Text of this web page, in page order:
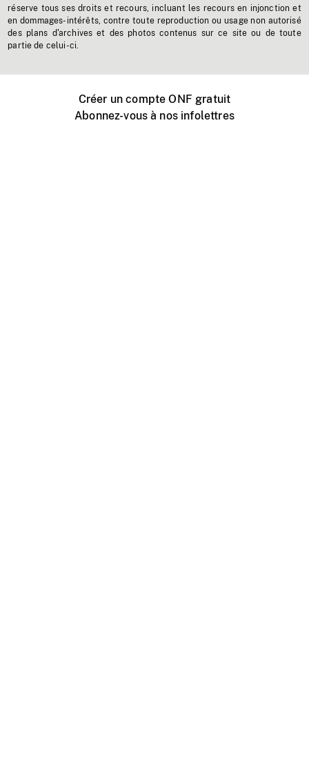
réserve tous ses droits et recours, incluant les recours en injonction et
en dommages-intérêts, contre toute reproduction ou usage non autorisé
des plans d'archives et des photos contenus sur ce site ou de toute
partie de celui-ci.
Créer un compte ONF gratuit
Abonnez-vous à nos infolettres